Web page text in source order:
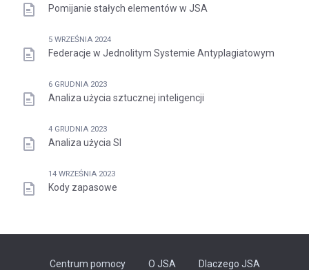
Pomijanie stałych elementów w JSA
5 WRZEŚNIA 2024
Federacje w Jednolitym Systemie Antyplagiatowym
6 GRUDNIA 2023
Analiza użycia sztucznej inteligencji
4 GRUDNIA 2023
Analiza użycia SI
14 WRZEŚNIA 2023
Kody zapasowe
Centrum pomocy O JSA
Dlaczego JSA